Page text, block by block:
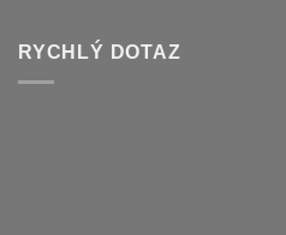
RYCHLÝ DOTAZ